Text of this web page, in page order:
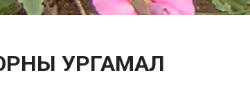
УРГАМАЛ